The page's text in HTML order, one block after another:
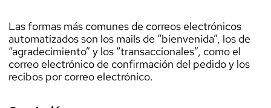
Las formas más comunes de correos electrónicos
automatizados son los mails de “bienvenida”, los de
“agradecimiento” y los “transaccionales”, como el
correo electrónico de confirmación del pedido y los
recibos por correo electrónico.